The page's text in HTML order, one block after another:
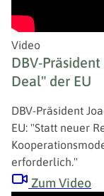
Video
DBV-
Deal" der EU
DBV-Präsident
EU: "Statt neuer
erforderlich."
Zum Video